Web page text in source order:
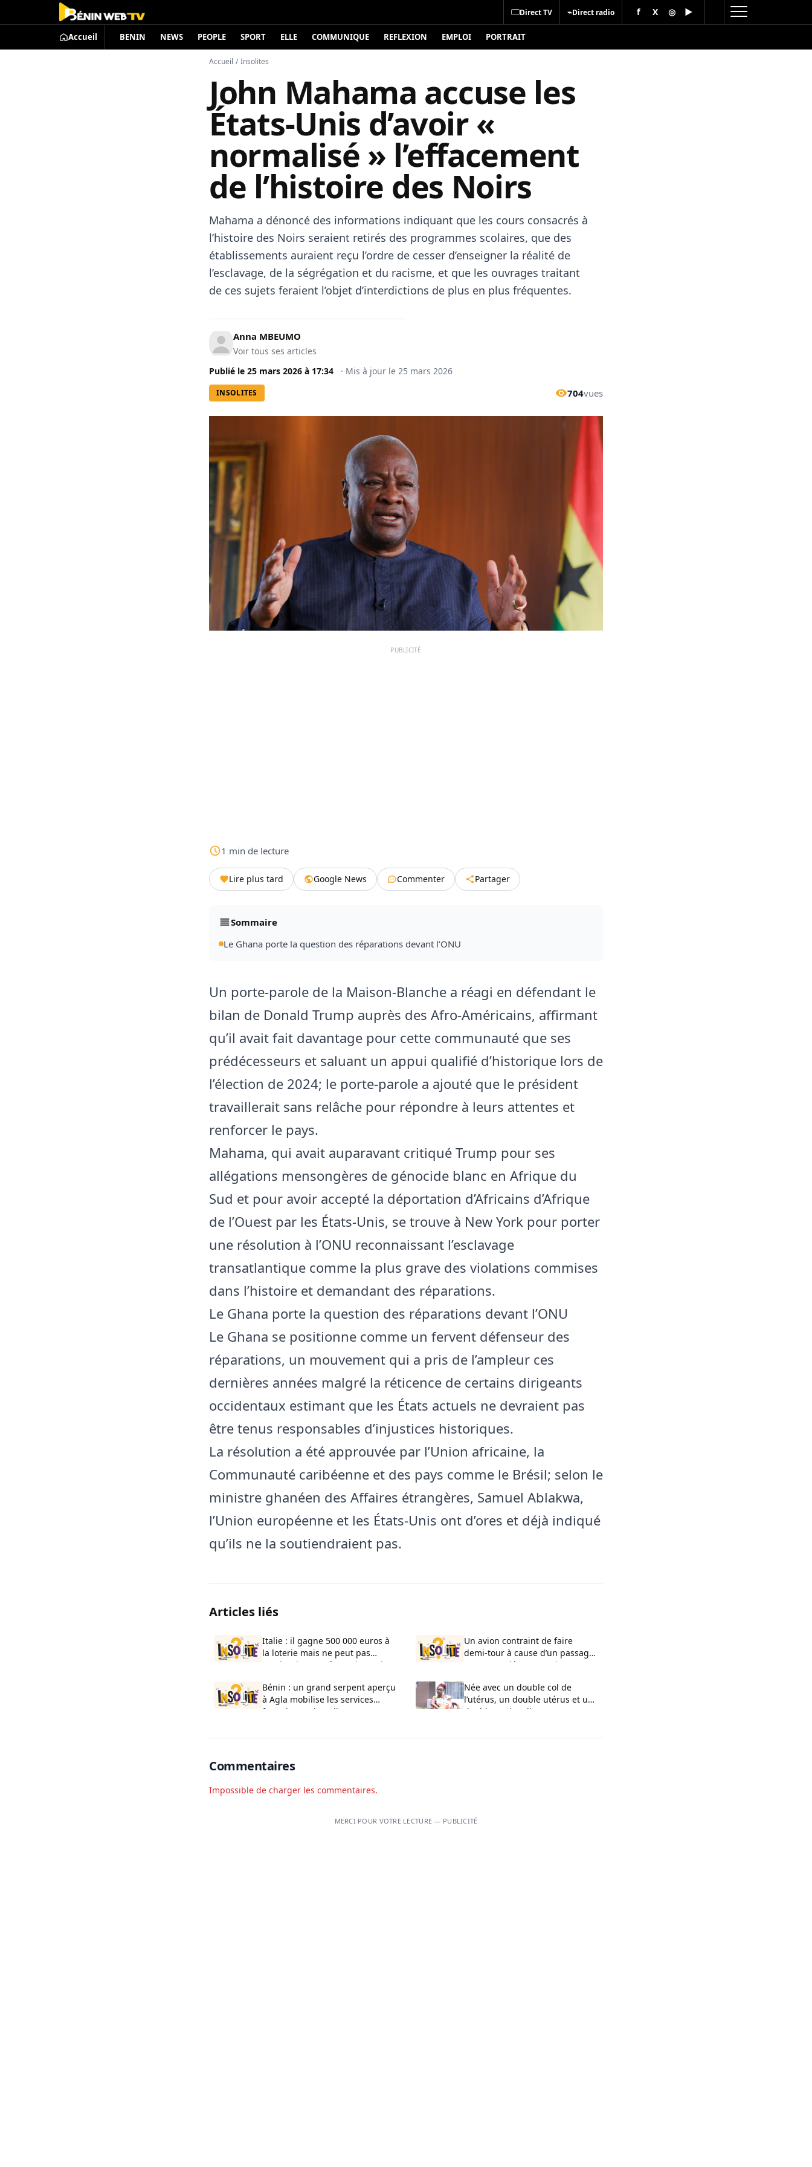
Direct TV ⌁Direct radio f X ◎ ▶
Accueil BENIN NEWS PEOPLE SPORT ELLE COMMUNIQUE REFLEXION EMPLOI PORTRAIT
Accueil / Insolites
John Mahama accuse les
États‑Unis d’avoir «
normalisé » l’effacement
de l’histoire des Noirs
Mahama a dénoncé des informations indiquant que les cours consacrés à
l’histoire des Noirs seraient retirés des programmes scolaires, que des
établissements auraient reçu l’ordre de cesser d’enseigner la réalité de
l’esclavage, de la ségrégation et du racisme, et que les ouvrages traitant
de ces sujets feraient l’objet d’interdictions de plus en plus fréquentes.
Anna MBEUMO
Voir tous ses articles
Publié le 25 mars 2026 à 17:34 · Mis à jour le 25 mars 2026
INSOLITES 704vues
PUBLICITÉ
1 min de lecture
Lire plus tard Google News Commenter Partager
Sommaire
Le Ghana porte la question des réparations devant l’ONU
Un porte‑parole de la Maison‑Blanche a réagi en défendant le
bilan de Donald Trump auprès des Afro‑Américains, affirmant
qu’il avait fait davantage pour cette communauté que ses
prédécesseurs et saluant un appui qualifié d’historique lors de
l’élection de 2024; le porte‑parole a ajouté que le président
travaillerait sans relâche pour répondre à leurs attentes et
renforcer le pays.
Mahama, qui avait auparavant critiqué Trump pour ses
allégations mensongères de génocide blanc en Afrique du
Sud et pour avoir accepté la déportation d’Africains d’Afrique
de l’Ouest par les États‑Unis, se trouve à New York pour porter
une résolution à l’ONU reconnaissant l’esclavage
transatlantique comme la plus grave des violations commises
dans l’histoire et demandant des réparations.
Le Ghana porte la question des réparations devant l’ONU
Le Ghana se positionne comme un fervent défenseur des
réparations, un mouvement qui a pris de l’ampleur ces
dernières années malgré la réticence de certains dirigeants
occidentaux estimant que les États actuels ne devraient pas
être tenus responsables d’injustices historiques.
La résolution a été approuvée par l’Union africaine, la
Communauté caribéenne et des pays comme le Brésil; selon le
ministre ghanéen des Affaires étrangères, Samuel Ablakwa,
l’Union européenne et les États‑Unis ont d’ores et déjà indiqué
qu’ils ne la soutiendraient pas.
Articles liés
Italie : il gagne 500 000 euros à
la loterie mais ne peut pas
toucher l’argent faute de papiers
Un avion contraint de faire
demi-tour à cause d’un passager
ayant appelé son enceinte
Bénin : un grand serpent aperçu
à Agla mobilise les services
forestiers et la police
Née avec un double col de
l’utérus, un double utérus et un
double vagin, elle raconte son
Commentaires
Impossible de charger les commentaires.
MERCI POUR VOTRE LECTURE — PUBLICITÉ